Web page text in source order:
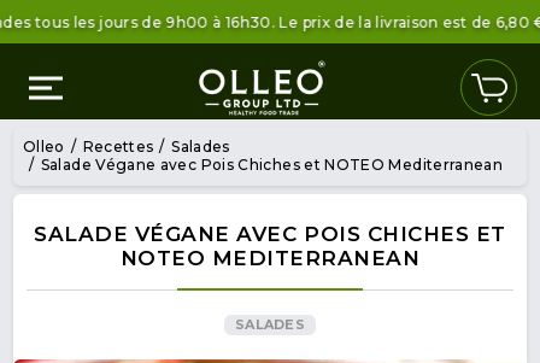
les jours de 9h00 à 16h30. Le prix de la livraison est de 6,80 €
Olleo Recettes
Salades
Salade Végane avec Pois Chiches et NOTEO Mediterranean
SALADE VÉGANE AVEC POIS CHICHES ET
NOTEO MEDITERRANEAN
SALADES